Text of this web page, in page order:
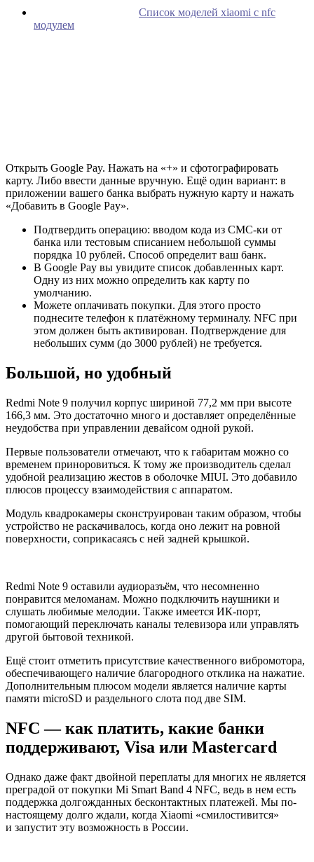
Список моделей xiaomi с nfc
модулем
Открыть Google Pay. Нажать на «+» и сфотографировать
карту. Либо ввести данные вручную. Ещё один вариант: в
приложении вашего банка выбрать нужную карту и нажать
«Добавить в Google Pay».
Подтвердить операцию: вводом кода из СМС-ки от
банка или тестовым списанием небольшой суммы
порядка 10 рублей. Способ определит ваш банк.
В Google Pay вы увидите список добавленных карт.
Одну из них можно определить как карту по
умолчанию.
Можете оплачивать покупки. Для этого просто
поднесите телефон к платёжному терминалу. NFC при
этом должен быть активирован. Подтверждение для
небольших сумм (до 3000 рублей) не требуется.
Большой, но удобный
Redmi Note 9 получил корпус шириной 77,2 мм при высоте
166,3 мм. Это достаточно много и доставляет определённые
неудобства при управлении девайсом одной рукой.
Первые пользователи отмечают, что к габаритам можно со
временем приноровиться. К тому же производитель сделал
удобной реализацию жестов в оболочке MIUI. Это добавило
плюсов процессу взаимодействия с аппаратом.
Модуль квадрокамеры сконструирован таким образом, чтобы
устройство не раскачивалось, когда оно лежит на ровной
поверхности, соприкасаясь с ней задней крышкой.
Redmi Note 9 оставили аудиоразъём, что несомненно
понравится меломанам. Можно подключить наушники и
слушать любимые мелодии. Также имеется ИК-порт,
помогающий переключать каналы телевизора или управлять
другой бытовой техникой.
Ещё стоит отметить присутствие качественного вибромотора,
обеспечивающего наличие благородного отклика на нажатие.
Дополнительным плюсом модели является наличие карты
памяти microSD и раздельного слота под две SIM.
NFC — как платить, какие банки
поддерживают, Visa или Mastercard
Однако даже факт двойной переплаты для многих не является
преградой от покупки Mi Smart Band 4 NFC, ведь в нем есть
поддержка долгожданных бесконтактных платежей. Мы по-
настоящему долго ждали, когда Xiaomi «смилостивится»
и запустит эту возможность в России.